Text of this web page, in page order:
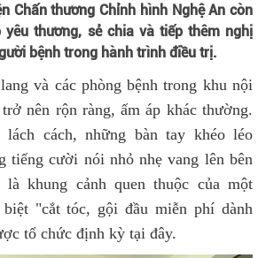
Chấn thương Chỉnh hình Nghệ An còn
yêu thương, sẻ chia và tiếp thêm nghị
bệnh trong hành trình điều trị.
và các phòng bệnh trong khu nội
nên rộn ràng, ấm áp khác thường.
lách cách, những bàn tay khéo léo
tiếng cười nói nhỏ nhẹ vang lên bên
khung cảnh quen thuộc của một
"cắt tóc, gội đầu miễn phí dành
tổ chức định kỳ tại đây.